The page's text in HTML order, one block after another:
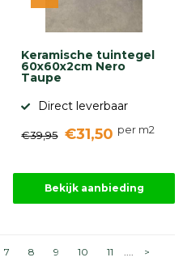
Keramische tuintegel
60x60x2cm Nero
Taupe
Direct leverbaar
€39,95 €31,50 per m2
Bekijk aanbieding
7 8 9 10 11 .... >